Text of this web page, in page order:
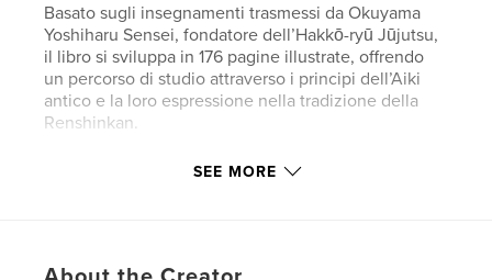
Basato sugli insegnamenti trasmessi da Okuyama
Yoshiharu Sensei, fondatore dell’Hakkō-ryū Jūjutsu,
il libro si sviluppa in 176 pagine illustrate, offrendo
un percorso di studio attraverso i principi dell’Aiki
antico e la loro espressione nella tradizione della
Renshinkan.
Arricchito da un apparato iconografico esplicativo e
SEE MORE